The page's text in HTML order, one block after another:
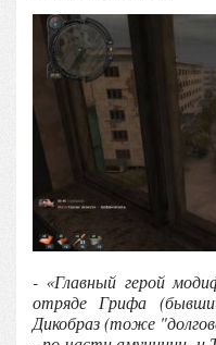
- «Главный герой
отряде Грифа
Дикобраз (тоже